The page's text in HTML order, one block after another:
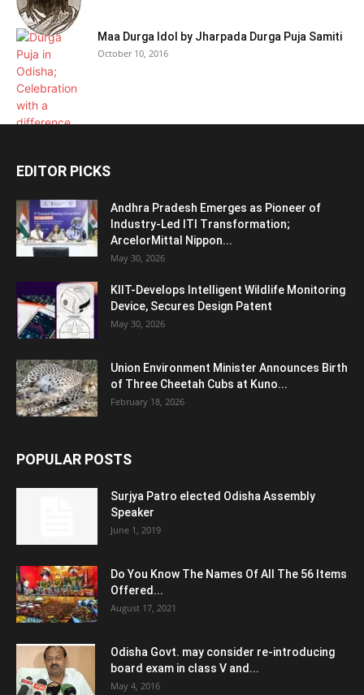
Maa Durga Idol by Jharpada Durga Puja Samiti
October 10, 2016
EDITOR PICKS
Andhra Pradesh Emerges as Pioneer of
Industry-Led ITI Transformation;
ArcelorMittal Nippon...
May 30, 2026
KIIT-Develops Intelligent Wildlife Monitoring
Device, Secures Design Patent
May 30, 2026
Union Environment Minister Announces Birth
of Three Cheetah Cubs at Kuno...
February 18, 2026
POPULAR POSTS
Surjya Patro elected Odisha Assembly
Speaker
June 1, 2019
Do You Know The Names Of All The 56 Items
Offered...
August 17, 2021
Odisha Govt. may consider re-introducing
board exam in class V and...
May 4, 2016